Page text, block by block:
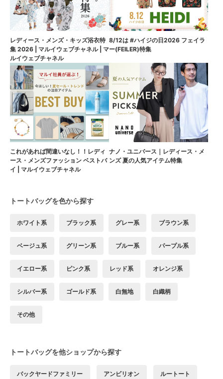
レディース・メンズ・キッズ浴衣特
集 2026 | マルイウェブチャネル | マ
ルイウェブチャネル
8/12は #ハイジの日2026 フェイラ
ー(FEILER)特集
これがあれば間違いなし！！レディ
ース・メンズファッション ベストバ
イ | マルイウェブチャネル
ナノ・ユニバース｜レディース・メ
ンズ 夏の人気アイテム特集
トートバッグを色から探す
ホワイト系 ブラック系 グレー系 ブラウン系
ベージュ系 グリーン系 ブルー系 パープル系
イエロー系 ピンク系 レッド系 オレンジ系
シルバー系 ゴールド系 白無地 白織柄
その他
トートバッグを他ショップから探す
バックヤードファミリー アンビリオン ルートート